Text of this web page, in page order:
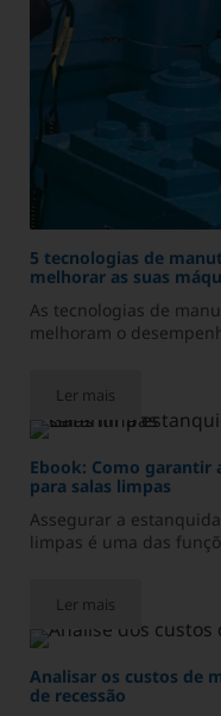
5 tecnologias de
melhorar as suas
As tecnologias de
melhoram o
Ler mais
5 tecnologias de
Ebook: Como garantir
para salas limpas
Assegurar a
limpas é uma das
Ler mais
Ebook: Como
Analisar os custos de
de recessão